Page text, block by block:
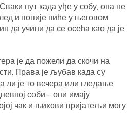
пут када уђе у собу, она не
и попије пиће у његовом
да учини да се осећа као да је
је да пожели да скочи на
Права је љубав када су
ли је то вечера или гледање
соби – они имају
чак и њихови пријатељи могу